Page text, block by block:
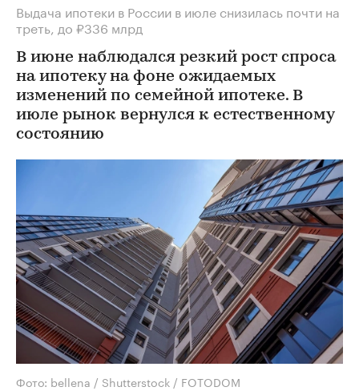
Выдача ипотеки в России в июле снизилась почти на
треть, до ₽336 млрд
В июне наблюдался резкий рост спроса
на ипотеку на фоне ожидаемых
изменений по семейной ипотеке. В
июле рынок вернулся к естественному
состоянию
Фото: bellena / Shutterstock / FOTODOM